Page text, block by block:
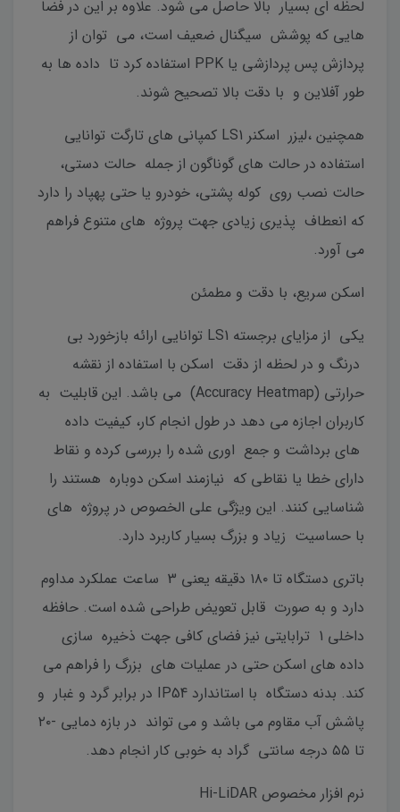
لحظه ای بسیار بالا حاصل می شود. علاوه بر این در فضا
هایی که پوشش سیگنال ضعیف است، می توان از
پردازش پس پردازشی یا PPK استفاده کرد تا داده ها به
طور آفلاین و با دقت بالا تصحیح شوند.
همچنین ،لیزر اسکنر LS1 کمپانی های تارگت توانایی
استفاده در حالت های گوناگون از جمله حالت دستی،
حالت نصب روی کوله پشتی، خودرو یا حتی پهپاد را دارد
که انعطاف پذیری زیادی جهت پروژه های متنوع فراهم
می آورد.
اسکن سریع، با دقت و مطمئن
یکی از مزایای برجسته LS1 توانایی ارائه بازخورد بی
درنگ و در لحظه از دقت اسکن با استفاده از نقشه
حرارتی (Accuracy Heatmap) می باشد. این قابلیت به
کاربران اجازه می دهد در طول انجام کار، کیفیت داده
های برداشت و جمع اوری شده را بررسی کرده و نقاط
دارای خطا یا نقاطی که نیازمند اسکن دوباره هستند را
شناسایی کنند. این ویژگی علی الخصوص در پروژه های
با حساسیت زیاد و بزرگ بسیار کاربرد دارد.
باتری دستگاه تا ۱۸۰ دقیقه یعنی 3 ساعت عملکرد مداوم
دارد و به صورت قابل تعویض طراحی شده است. حافظه
داخلی 1 ترابایتی نیز فضای کافی جهت ذخیره سازی
داده های اسکن حتی در عملیات های بزرگ را فراهم می
کند. بدنه دستگاه با استاندارد IP54 در برابر گرد و غبار و
پاشش آب مقاوم می باشد و می تواند در بازه دمایی -۲۰
تا ۵۵ درجه سانتی گراد به خوبی کار انجام دهد.
نرم افزار مخصوص Hi-LiDAR